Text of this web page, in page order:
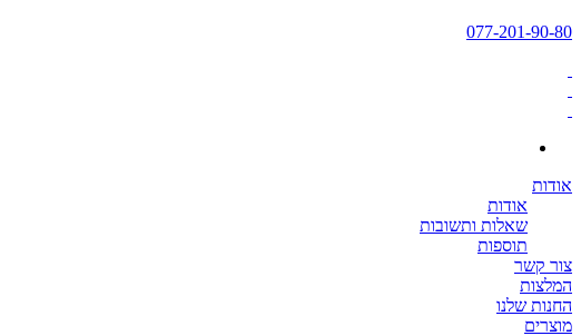
077-201-90-80
אודות
אודות
שאלות ותשובות
תוספות
צור קשר
המלצות
החנות שלנו
מוצרים